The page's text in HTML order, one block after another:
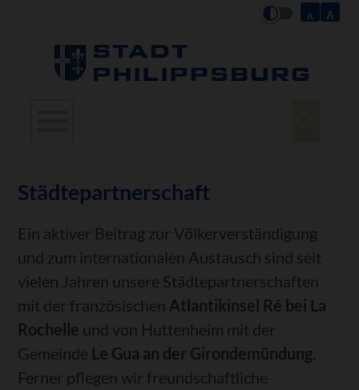
Städtepartnerschaft
Ein aktiver Beitrag zur Völkerverständigung
und zum internationalen Austausch sind seit
vielen Jahren unsere Städtepartnerschaften
mit der französischen Atlantikinsel Ré bei La
Rochelle und von Huttenheim mit der
Gemeinde Le Gua an der Girondemündung.
Ferner pflegen wir freundschaftliche